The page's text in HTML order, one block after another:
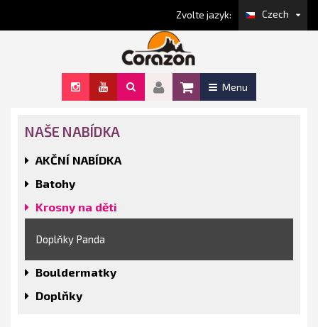
Zvolte jazyk: Czech
Menu
NAŠE NABÍDKA
AKČNÍ NABÍDKA
Batohy
Krosny na děti
Doplňky Panda
Bouldermatky
Doplňky